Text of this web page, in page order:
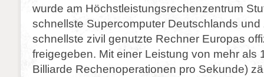
wurde am Höchstleistungsrechenzentrum
schnellste Supercomputer Deutschlands und
schnellste zivil genutzte Rechner Europas
freigegeben. Mit einer Leistung von mehr als
Billiarde Rechenoperationen pro Sekunde)